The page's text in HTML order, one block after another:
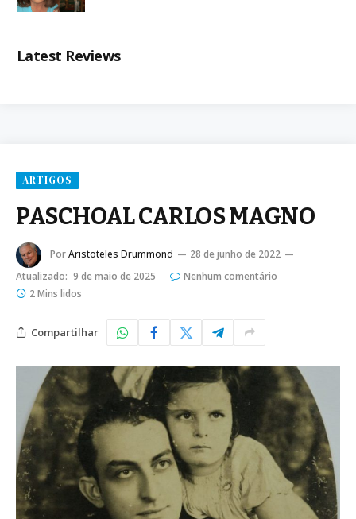
Latest Reviews
ARTIGOS
PASCHOAL CARLOS MAGNO
PorAristoteles Drummond
28 de junho de 2022
Atualizado: 9 de maio de 2025
Nenhum comentário
2 Mins lidos
Compartilhar